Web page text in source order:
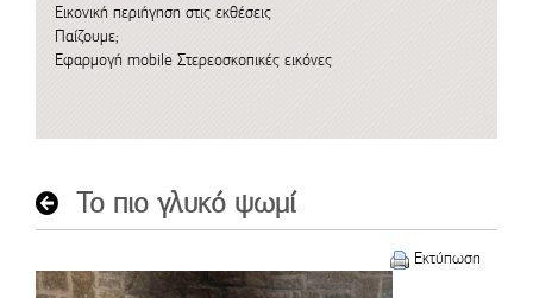
Εικονική περιήγηση στις εκθέσεις
Παίζουμε;
Εφαρμογή mobile Στερεοσκοπικές εικόνες
Το πιο γλυκό ψωμί
Εκτύπωση